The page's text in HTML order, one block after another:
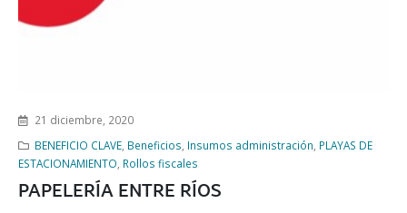
21 diciembre, 2020
BENEFICIO CLAVE, Beneficios, Insumos administración, PLAYAS DE
ESTACIONAMIENTO, Rollos fiscales
PAPELERÍA ENTRE RÍOS